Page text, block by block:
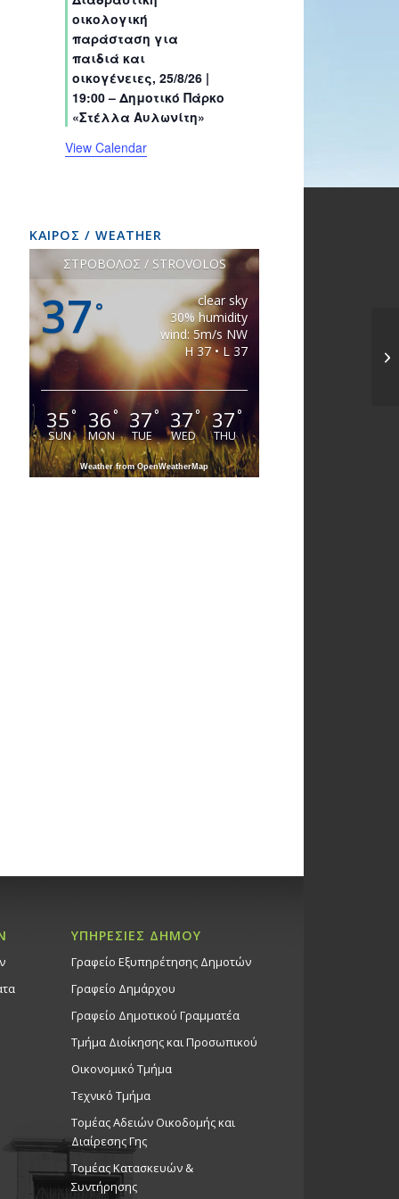
sssss
t
s
t
s
t
s
t
s
t
s
t
s
οικολογική
παράσταση για
παιδιά και
οικογένειες, 25/8/26 |
19:00 – Δημοτικό Πάρκο
«Στέλλα Αυλωνίτη»
View Calendar
ΚΑΙΡΟΣ / WEATHER
ΣΤΡΟΒΟΛΟΣ / STROVOLOS
37 °
clear sky
30% humidity
wind: 5m/s NW
H 37 • L 37
35°
SUN
36°
MON
37°
TUE
37°
WED
37°
THU
Weather from OpenWeatherMap
ΥΠΗΡΕΣΙΕΣ ΔΗΜΟΥ
Γραφείο Εξυπηρέτησης Δημοτών
Γραφείο Δημάρχου
Γραφείο Δημοτικού Γραμματέα
Τμήμα Διοίκησης και Προσωπικού
Οικονομικό Τμήμα
Τεχνικό Τμήμα
Τομέας Αδειών Οικοδομής και
Διαίρεσης Γης
Τομέας Κατασκευών &
Συντήρησης